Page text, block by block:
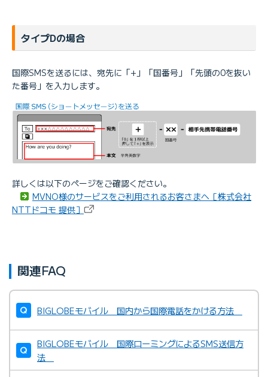
タイプDの場合
国際SMSを送るには、宛先に「+」「国番号」「先頭の0を抜い
た番号」を入力します。
詳しくは以下のページをご確認ください。
MVNO様のサービスをご利用されるお客さまへ［株式会社
NTTドコモ 提供］
関連FAQ
BIGLOBEモバイル 国内から国際電話をかける方法
BIGLOBEモバイル 国際ローミングによるSMS送信方
法